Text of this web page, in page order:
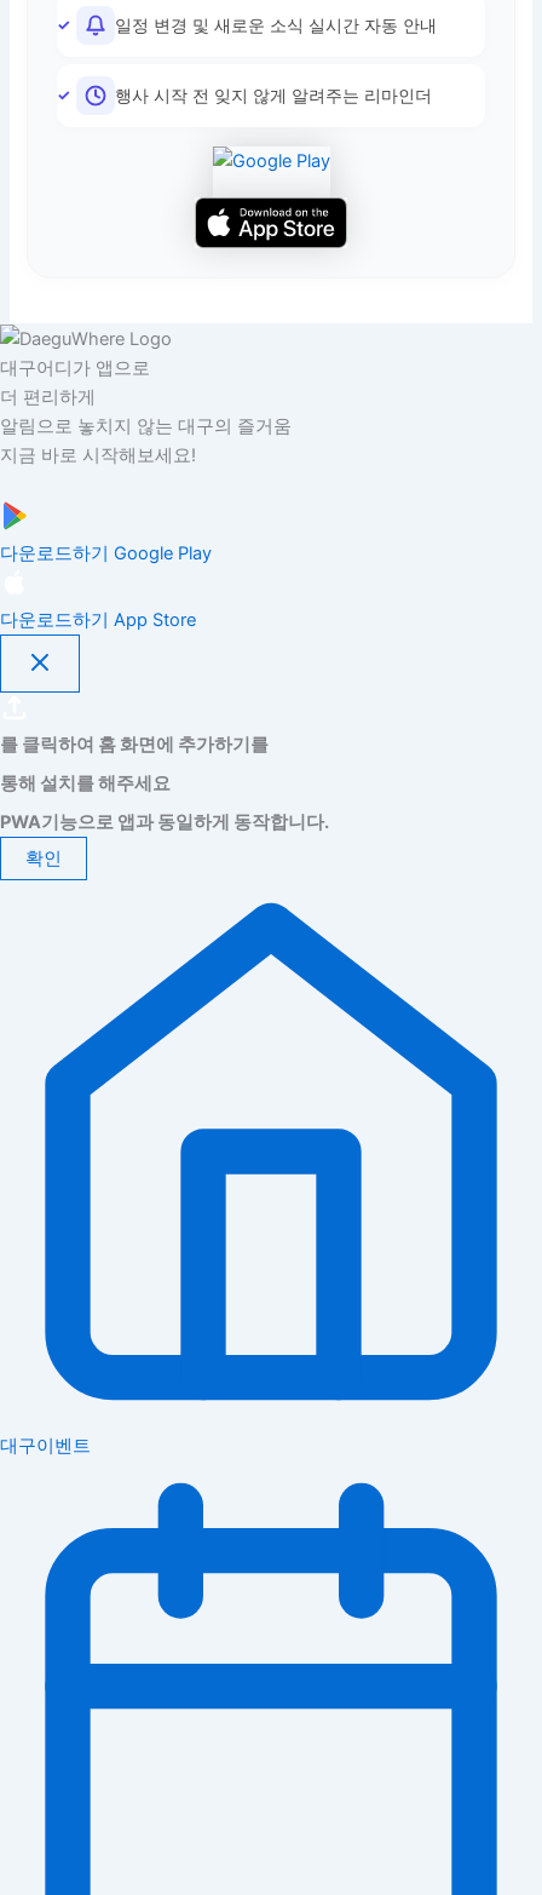
일정 변경 및 새로운 소식 실시간 자동 안내
행사 시작 전 잊지 않게 알려주는 리마인더
대구어디가 앱으로
더 편리하게
알림으로 놓치지 않는 대구의 즐거움
지금 바로 시작해보세요!
다운로드하기 Google Play
다운로드하기 App Store
를 클릭하여 홈 화면에 추가하기를
통해 설치를 해주세요
PWA기능으로 앱과 동일하게 동작합니다.
확인
대구이벤트